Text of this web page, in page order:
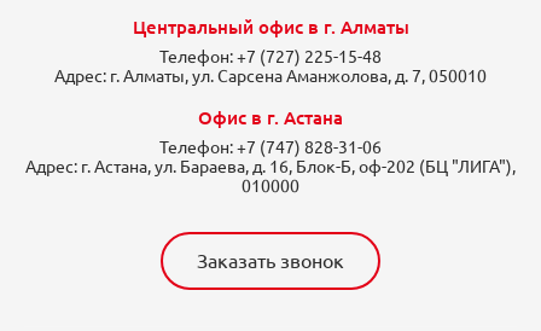
Центральный офис в г. Алматы
Телефон:+7 (727) 225-15-48
Адрес: г. Алматы, ул. Сарсена Аманжолова, д. 7, 050010
Офис в г. Астана
Телефон:+7 (747) 828-31-06
Адрес: г. Астана, ул. Бараева, д. 16, Блок-Б, оф-202 (БЦ "ЛИГА"),
010000
Заказать звонок